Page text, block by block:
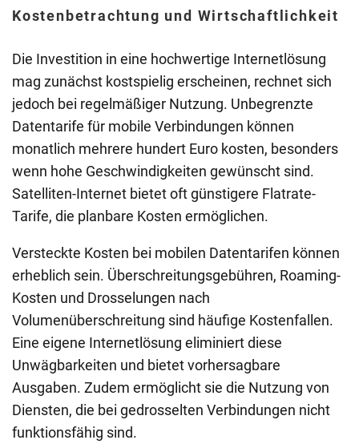
Kostenbetrachtung und Wirtschaftlichkeit
Die Investition in eine hochwertige Internetlösung
mag zunächst kostspielig erscheinen, rechnet sich
jedoch bei regelmäßiger Nutzung. Unbegrenzte
Datentarife für mobile Verbindungen können
monatlich mehrere hundert Euro kosten, besonders
wenn hohe Geschwindigkeiten gewünscht sind.
Satelliten-Internet bietet oft günstigere Flatrate-
Tarife, die planbare Kosten ermöglichen.
Versteckte Kosten bei mobilen Datentarifen können
erheblich sein. Überschreitungsgebühren, Roaming-
Kosten und Drosselungen nach
Volumenüberschreitung sind häufige Kostenfallen.
Eine eigene Internetlösung eliminiert diese
Unwägbarkeiten und bietet vorhersagbare
Ausgaben. Zudem ermöglicht sie die Nutzung von
Diensten, die bei gedrosselten Verbindungen nicht
funktionsfähig sind.